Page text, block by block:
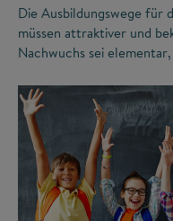
Die Ausbildungswege für
müssen attraktiver und
Nachwuchs sei